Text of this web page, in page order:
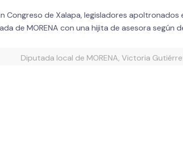
Congreso de Xalapa, legisladores
de MORENA con una hijita de asesora
Diputada local de MORENA, Victoria